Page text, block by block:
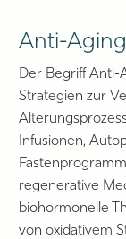
Anti-Aging
Der Begriff Anti-
Strategien zur
Infusionen,
regenerative
biohormonelle
von oxidativem